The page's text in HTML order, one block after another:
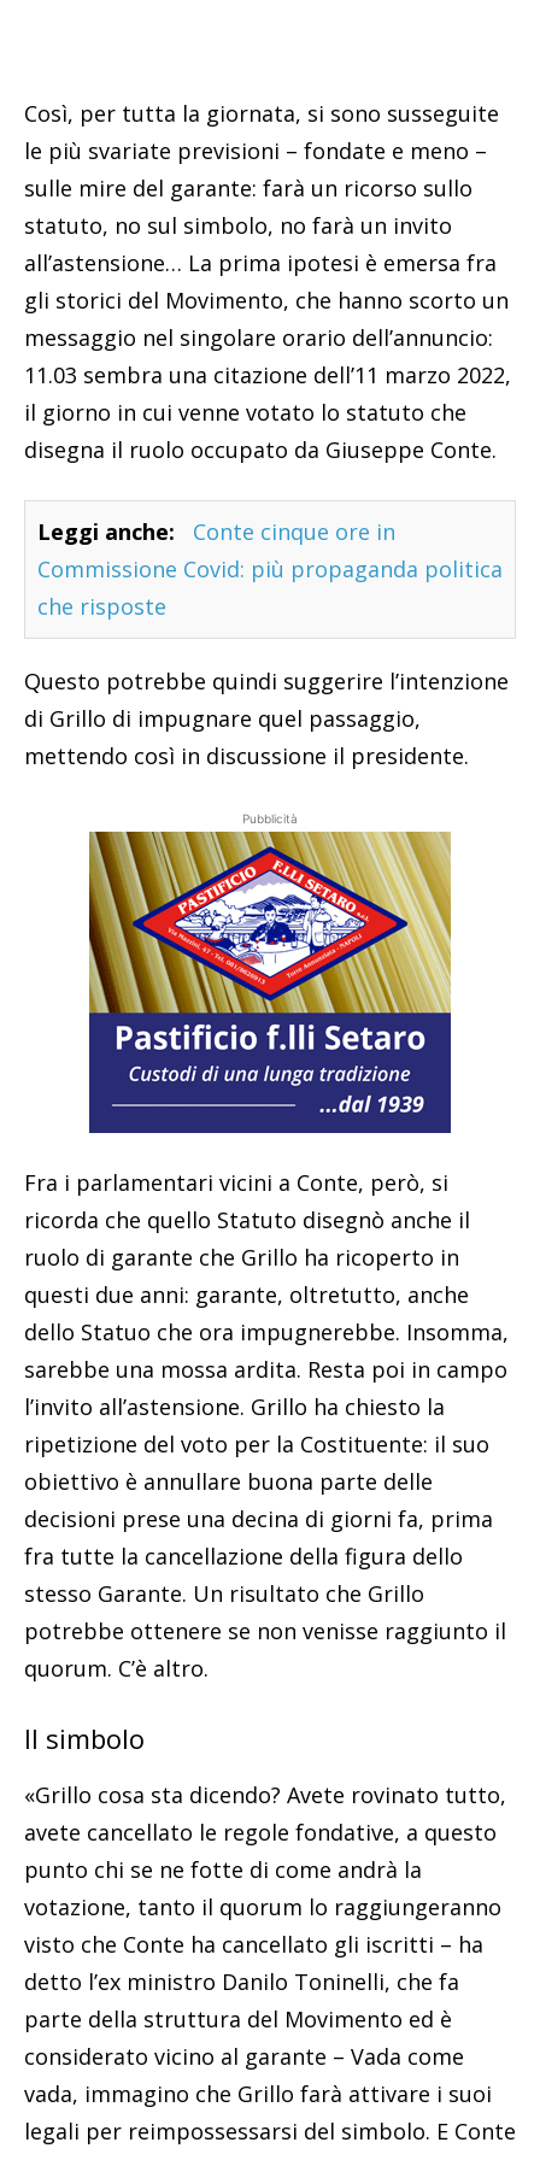
Così, per tutta la giornata, si sono susseguite
le più svariate previsioni – fondate e meno –
sulle mire del garante: farà un ricorso sullo
statuto, no sul simbolo, no farà un invito
all’astensione… La prima ipotesi è emersa fra
gli storici del Movimento, che hanno scorto un
messaggio nel singolare orario dell’annuncio:
11.03 sembra una citazione dell’11 marzo 2022,
il giorno in cui venne votato lo statuto che
disegna il ruolo occupato da Giuseppe Conte.
Leggi anche:
Conte cinque ore in
Commissione Covid: più propaganda politica
che risposte
Questo potrebbe quindi suggerire l’intenzione
di Grillo di impugnare quel passaggio,
mettendo così in discussione il presidente.
Pubblicità
Fra i parlamentari vicini a Conte, però, si
ricorda che quello Statuto disegnò anche il
ruolo di garante che Grillo ha ricoperto in
questi due anni: garante, oltretutto, anche
dello Statuo che ora impugnerebbe. Insomma,
sarebbe una mossa ardita. Resta poi in campo
l’invito all’astensione. Grillo ha chiesto la
ripetizione del voto per la Costituente: il suo
obiettivo è annullare buona parte delle
decisioni prese una decina di giorni fa, prima
fra tutte la cancellazione della figura dello
stesso Garante. Un risultato che Grillo
potrebbe ottenere se non venisse raggiunto il
quorum. C’è altro.
Il simbolo
«Grillo cosa sta dicendo? Avete rovinato tutto,
avete cancellato le regole fondative, a questo
punto chi se ne fotte di come andrà la
votazione, tanto il quorum lo raggiungeranno
visto che Conte ha cancellato gli iscritti – ha
detto l’ex ministro Danilo Toninelli, che fa
parte della struttura del Movimento ed è
considerato vicino al garante – Vada come
vada, immagino che Grillo farà attivare i suoi
legali per reimpossessarsi del simbolo. E Conte